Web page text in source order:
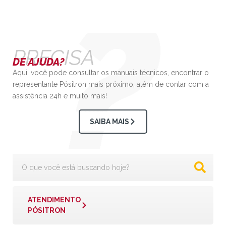
PRECISA
DE AJUDA?
Aqui, você pode consultar os manuais técnicos, encontrar o
representante Pósitron mais próximo, além de contar com a
assistência 24h e muito mais!
SAIBA MAIS
ATENDIMENTO
PÓSITRON